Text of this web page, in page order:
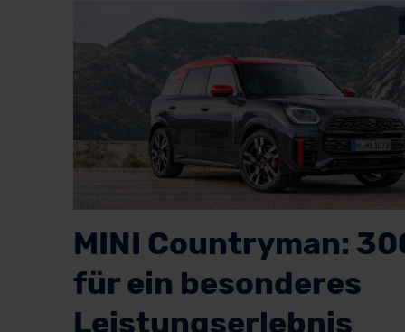
MINI Countryman:
für ein besonderes
Leistungserlebnis